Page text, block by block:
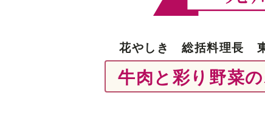
花やしき 総括料理長
牛肉と彩り野菜